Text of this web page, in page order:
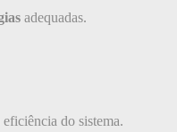
adequadas.
do sistema.